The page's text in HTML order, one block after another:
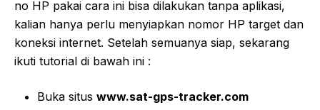
no HP pakai cara ini bisa dilakukan tanpa aplikasi,
kalian hanya perlu menyiapkan nomor HP target dan
koneksi internet. Setelah semuanya siap, sekarang
ikuti tutorial di bawah ini :
Buka situs www.sat-gps-tracker.com